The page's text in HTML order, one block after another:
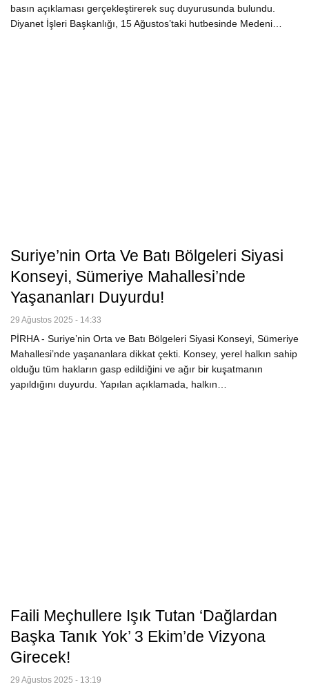
basın açıklaması gerçekleştirerek suç duyurusunda bulundu.
Diyanet İşleri Başkanlığı, 15 Ağustos’taki hutbesinde Medeni…
Suriye’nin Orta Ve Batı Bölgeleri Siyasi
Konseyi, Sümeriye Mahallesi’nde
Yaşananları Duyurdu!
29 Ağustos 2025 - 14:33
PİRHA - Suriye’nin Orta ve Batı Bölgeleri Siyasi Konseyi, Sümeriye
Mahallesi’nde yaşananlara dikkat çekti. Konsey, yerel halkın sahip
olduğu tüm hakların gasp edildiğini ve ağır bir kuşatmanın
yapıldığını duyurdu. Yapılan açıklamada, halkın…
Faili Meçhullere Işık Tutan ‘Dağlardan
Başka Tanık Yok’ 3 Ekim’de Vizyona
Girecek!
29 Ağustos 2025 - 13:19